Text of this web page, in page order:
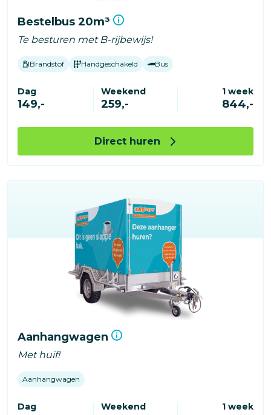
Bestelbus 20m³
Te besturen met B-rijbewijs!
Brandstof Handgeschakeld Bus
Dag
149,-
Weekend
259,-
1 week
844,-
Direct huren
Aanhangwagen
Met huif!
Aanhangwagen
Dag Weekend 1 week